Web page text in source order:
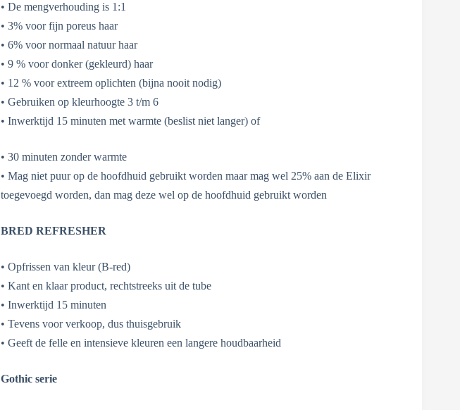
• De mengverhouding is 1:1
• 3% voor fijn poreus haar
• 6% voor normaal natuur haar
• 9 % voor donker (gekleurd) haar
• 12 % voor extreem oplichten (bijna nooit nodig)
• Gebruiken op kleurhoogte 3 t/m 6
• Inwerktijd 15 minuten met warmte (beslist niet langer) of
• 30 minuten zonder warmte
• Mag niet puur op de hoofdhuid gebruikt worden maar mag wel 25% aan de Elixir
toegevoegd worden, dan mag deze wel op de hoofdhuid gebruikt worden
BRED REFRESHER
• Opfrissen van kleur (B-red)
• Kant en klaar product, rechtstreeks uit de tube
• Inwerktijd 15 minuten
• Tevens voor verkoop, dus thuisgebruik
• Geeft de felle en intensieve kleuren een langere houdbaarheid
Gothic serie